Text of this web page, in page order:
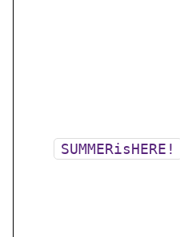
SUMMERisHERE!